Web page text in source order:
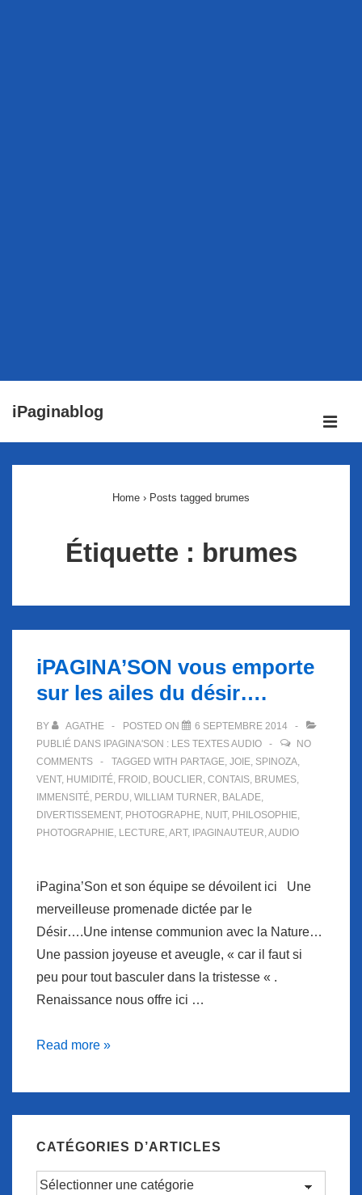
passer
iPaginablog
Home › Posts tagged brumes
Étiquette : brumes
iPAGINA’SON vous emporte
sur les ailes du désir….
BY AGATHE POSTED ON
6 SEPTEMBRE 2014
PUBLIÉ DANS IPAGINA'SON : LES TEXTES AUDIO
NO
COMMENTS
TAGGED WITH PARTAGE, JOIE, SPINOZA,
VENT, HUMIDITÉ, FROID, BOUCLIER, CONTAIS, BRUMES,
IMMENSITÉ, PERDU, WILLIAM TURNER, BALADE,
DIVERTISSEMENT, PHOTOGRAPHE, NUIT, PHILOSOPHIE,
PHOTOGRAPHIE, LECTURE,ART, IPAGINAUTEUR,AUDIO
iPagina’Son et son équipe se dévoilent ici Une
merveilleuse promenade dictée par le
Désir….Une intense communion avec la Nature…
Une passion joyeuse et aveugle, « car il faut si
peu pour tout basculer dans la tristesse « .
Renaissance nous offre ici …
iPAGINA’SON
emporte
sur
du
Read more »
CATÉGORIES D’ARTICLES
Catégories